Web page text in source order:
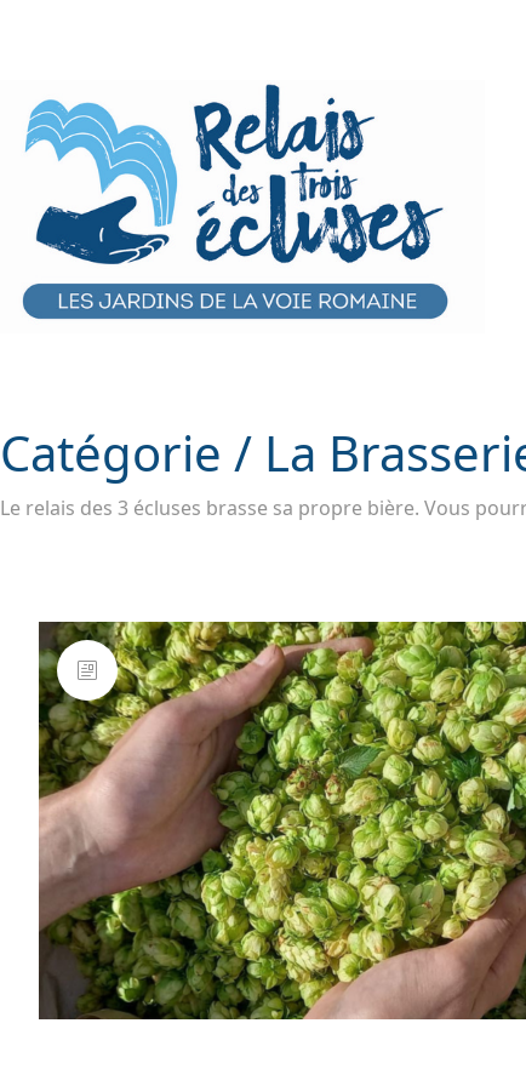
Catégorie / La
Le relais des 3 écluses brasse sa propre bière. Vous